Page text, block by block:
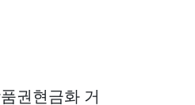
권현금화 거